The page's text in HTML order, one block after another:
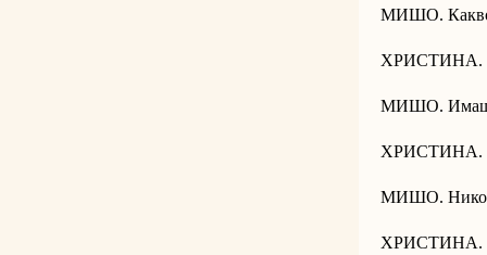
МИШО. Какво
ХРИСТИНА.
МИШО. Имаш
ХРИСТИНА.
МИШО.
ХРИСТИНА. На